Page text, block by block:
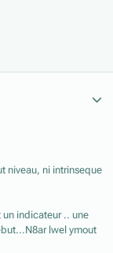
niveau, ni intrinseque
un indicateur .. une
lwel ymout